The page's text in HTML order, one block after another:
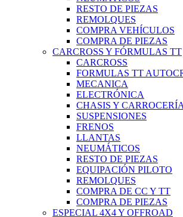
RESTO DE PIEZAS
REMOLQUES
COMPRA VEHÍCULOS
COMPRA DE PIEZAS
CARCROSS Y FÓRMULAS TT
CARCROSS
FORMULAS TT
MECANICA
ELECTRÓNICA
CHASIS Y CARROCERÍA
SUSPENSIONES
FRENOS
LLANTAS
NEUMÁTICOS
RESTO DE PIEZAS
EQUIPACIÓN PILOTO
REMOLQUES
COMPRA DE CC Y TT
COMPRA DE PIEZAS
ESPECIAL 4X4 Y OFFROAD